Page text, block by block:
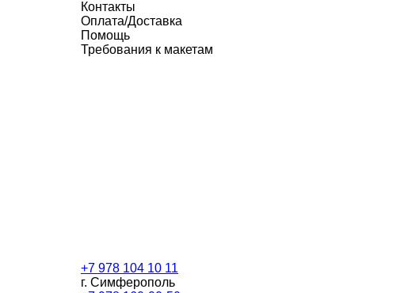
Контакты
Оплата/Доставка
Помощь
Требования к макетам
+7 978 104 10 11
г. Симферополь